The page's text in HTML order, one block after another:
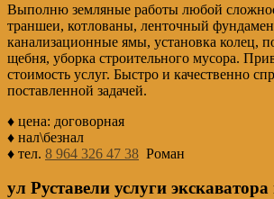
Выполню земляные работы любой
траншеи, котлованы, ленточный
канализационные ямы, установка колец,
щебня, уборка строительного мусора.
стоимость услуг. Быстро и качественно
поставленной задачей.
♦ цена: договорная
♦ нал\безнал
♦ тел. 8 964 326 47 38 Роман
ул Руставели услуги